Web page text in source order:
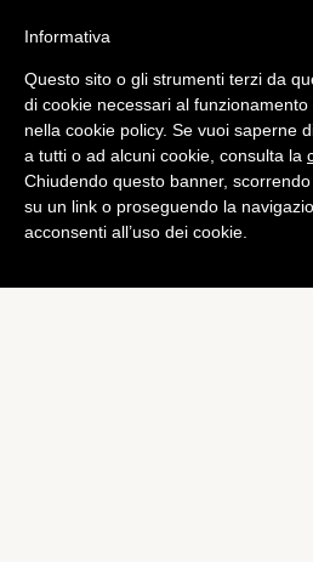
Informativa
Questo sito o gli strumenti terzi da
di cookie necessari al
nella cookie policy. Se vuoi saperne
a tutti o ad alcuni cookie, consulta la
Chiudendo questo banner,
su un link o proseguendo la
acconsenti all’uso dei cookie.